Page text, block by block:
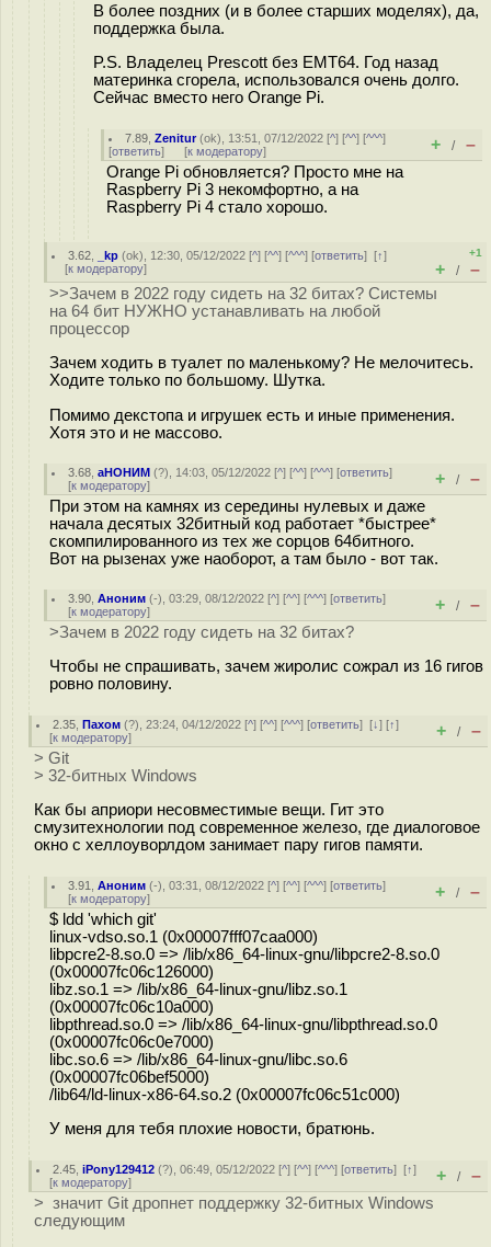
В более поздних (и в более старших моделях), да,
поддержка была.
P.S. Владелец Prescott без EMT64. Год назад
материнка сгорела, использовался очень долго.
Сейчас вместо него Orange Pi.
7.89 ,Zenitur(ok), 13:51, 07/12/2022 [^] [^^] [^^^]
[ответить] [к модератору] + / –
Orange Pi обновляется? Просто мне на
Raspberry Pi 3 некомфортно, а на
Raspberry Pi 4 стало хорошо.
3.62 _kp (ok), 12:30, 05/12/2022 [^] [^^] [^^^] [ответить][↑]
[к модератору]
+1
+ / –
>>Зачем в 2022 году сидеть на 32 битах? Системы
на 64 бит НУЖНО устанавливать на любой
процессор
Зачем ходить в туалет по маленькому? Не мелочитесь.
Ходите только по большому. Шутка.
Помимо декстопа и игрушек есть и иные применения.
Хотя это и не массово.
3.68 ,аНОНИМ (?), 14:03, 05/12/2022 [^] [^^] [^^^] [ответить]
[к модератору] + / –
При этом на камнях из середины нулевых и даже
начала десятых 32битный код работает *быстрее*
скомпилированного из тех же сорцов 64битного.
Вот на рызенах уже наоборот, а там было - вот так.
3.90 ,Аноним (-), 03:29, 08/12/2022 [^] [^^] [^^^] [ответить]
[к модератору] + / –
>Зачем в 2022 году сидеть на 32 битах?
Чтобы не спрашивать, зачем жиролис сожрал из 16 гигов
ровно половину.
2.35 ,Пахом (?), 23:24, 04/12/2022 [^] [^^] [^^^] [ответить][↓] [↑]
[к модератору] + / –
> Git
> 32-битных Windows
Как бы априори несовместимые вещи. Гит это
смузитехнологии под современное железо, где диалоговое
окно с хеллоуворлдом занимает пару гигов памяти.
3.91 ,Аноним (-), 03:31, 08/12/2022 [^] [^^] [^^^] [ответить]
[к модератору] + / –
$ ldd 'which git'
linux-vdso.so.1 (0x00007fff07caa000)
libpcre2-8.so.0 => /lib/x86_64-linux-gnu/libpcre2-8.so.0
(0x00007fc06c126000)
libz.so.1 => /lib/x86_64-linux-gnu/libz.so.1
(0x00007fc06c10a000)
libpthread.so.0 => /lib/x86_64-linux-gnu/libpthread.so.0
(0x00007fc06c0e7000)
libc.so.6 => /lib/x86_64-linux-gnu/libc.so.6
(0x00007fc06bef5000)
/lib64/ld-linux-x86-64.so.2 (0x00007fc06c51c000)
У меня для тебя плохие новости, братюнь.
2.45 ,iPony129412 (?), 06:49, 05/12/2022 [^] [^^] [^^^] [ответить][↑]
[к модератору] + / –
> значит Git дропнет поддержку 32-битных Windows
следующим